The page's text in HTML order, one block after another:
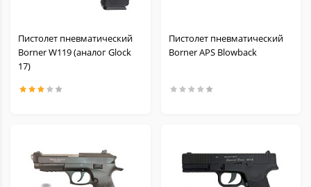
Пистолет пневматический
Borner W119 (аналог Glock
17)
Пистолет пневматический
Borner APS Blowback